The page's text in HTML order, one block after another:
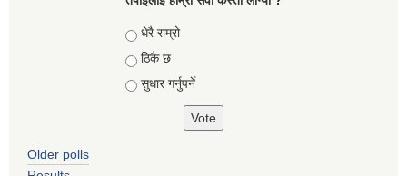
Choices
धेरै राम्रो
ठिकै छ
सुधार गर्नुपर्ने
Older polls